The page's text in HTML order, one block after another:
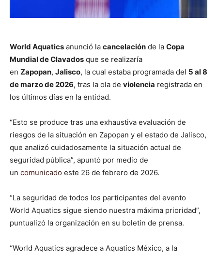
World Aquatics anunció la cancelación de la Copa
Mundial de Clavados que se realizaría
en Zapopan, Jalisco, la cual estaba programada del 5 al 8
de marzo de 2026, tras la ola de violencia registrada en
los últimos días en la entidad.
“Esto se produce tras una exhaustiva evaluación de
riesgos de la situación en Zapopan y el estado de Jalisco,
que analizó cuidadosamente la situación actual de
seguridad pública”, apuntó por medio de
un comunicado este 26 de febrero de 2026.
“La seguridad de todos los participantes del evento
World Aquatics sigue siendo nuestra máxima prioridad”,
puntualizó la organización en su boletín de prensa.
“World Aquatics agradece a Aquatics México, a la